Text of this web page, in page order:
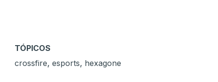
TÓPICOS
crossfire, esports, hexagone